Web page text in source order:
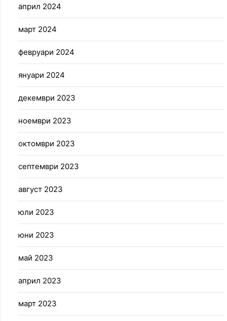
април 2024
март 2024
февруари 2024
януари 2024
декември 2023
ноември 2023
октомври 2023
септември 2023
август 2023
юли 2023
юни 2023
май 2023
април 2023
март 2023